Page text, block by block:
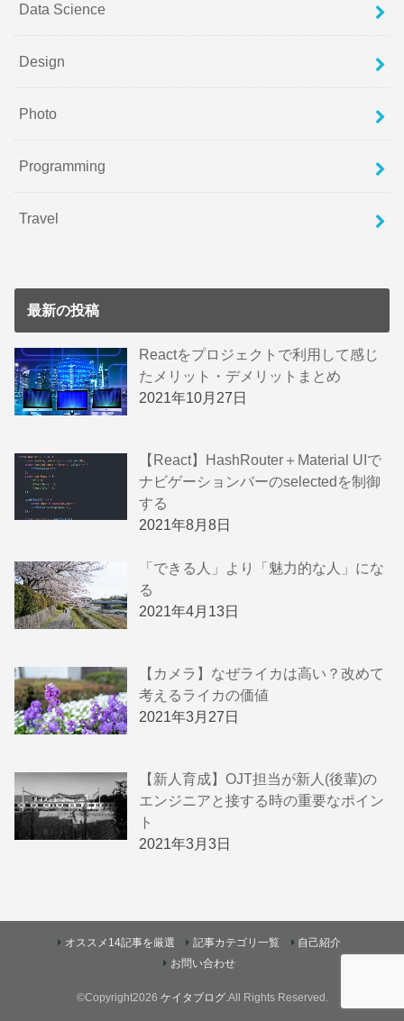
Data Science
Design
Photo
Programming
Travel
最新の投稿
Reactをプロジェクトで利用して感じ
たメリット・デメリットまとめ
2021年10月27日
【React】HashRouter＋Material UIで
ナビゲーションバーのselectedを制御
する
2021年8月8日
「できる人」より「魅力的な人」にな
る
2021年4月13日
【カメラ】なぜライカは高い？改めて
考えるライカの価値
2021年3月27日
【新人育成】OJT担当が新人(後輩)の
エンジニアと接する時の重要なポイン
ト
2021年3月3日
オススメ14記事を厳選 記事カテゴリ一覧
自己紹介
お問い合わせ
©Copyright2026 ケイタブログ.All Rights Reserved.